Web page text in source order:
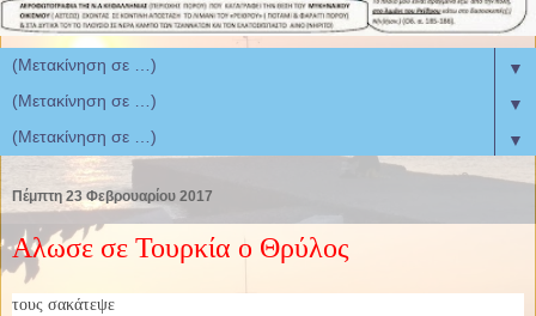
▼
▼
▼
Πέμπτη 23 Φεβρουαρίου 2017
Αλωσε σε Τουρκία ο Θρύλος
τους σακάτεψε